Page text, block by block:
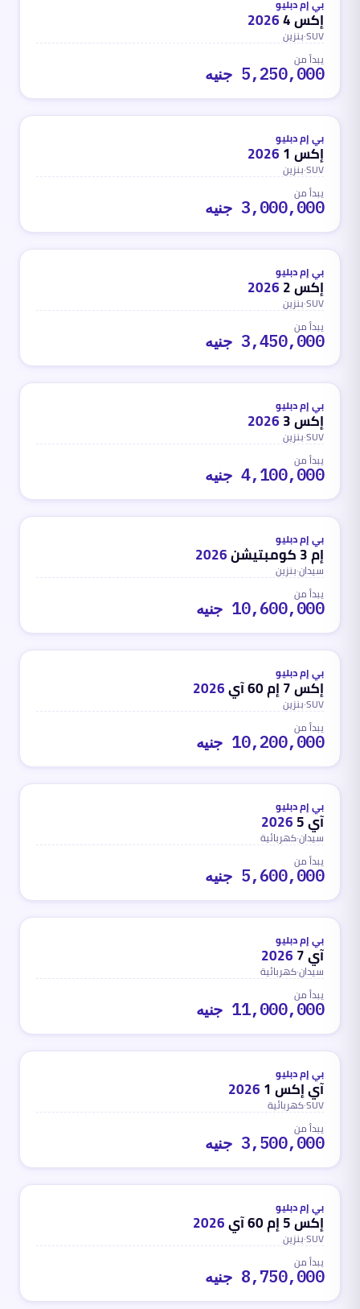
بي إم دبليو
إكس 4 2026
SUV
·بنزين
يبدأ من
5,250,000 جنيه
محدثمنذ 3 أشهر
بنزين
بي إم دبليو
إكس 1 2026
SUV
·بنزين
يبدأ من
3,000,000 جنيه
محدثمنذ 3 أشهر
بنزين
بي إم دبليو
إكس 2 2026
SUV
·بنزين
يبدأ من
3,450,000 جنيه
محدثمنذ 3 أشهر
بنزين
بي إم دبليو
إكس 3 2026
SUV
·بنزين
يبدأ من
4,100,000 جنيه
محدثمنذ 3 أشهر
بنزين
بي إم دبليو
إم 3 كومبتيشن 2026
سيدان·بنزين
يبدأ من
10,600,000 جنيه
محدثمنذ 3 أشهر
بنزين
بي إم دبليو
إكس 7 إم 60 آي 2026
SUV
·بنزين
يبدأ من
10,200,000 جنيه
محدثمنذ 3 أشهر
كهربائية
بي إم دبليو
آي 5 2026
سيدان·كهربائية
يبدأ من
5,600,000 جنيه
محدثمنذ 3 أشهر
كهربائية
بي إم دبليو
آي 7 2026
سيدان·كهربائية
يبدأ من
11,000,000 جنيه
محدثمنذ 3 أشهر
كهربائية
بي إم دبليو
آي إكس 1 2026
SUV
·كهربائية
يبدأ من
3,500,000 جنيه
محدثمنذ 3 أشهر
بنزين
بي إم دبليو
إكس 5 إم 60 آي 2026
SUV
·بنزين
يبدأ من
8,750,000 جنيه
بنزين